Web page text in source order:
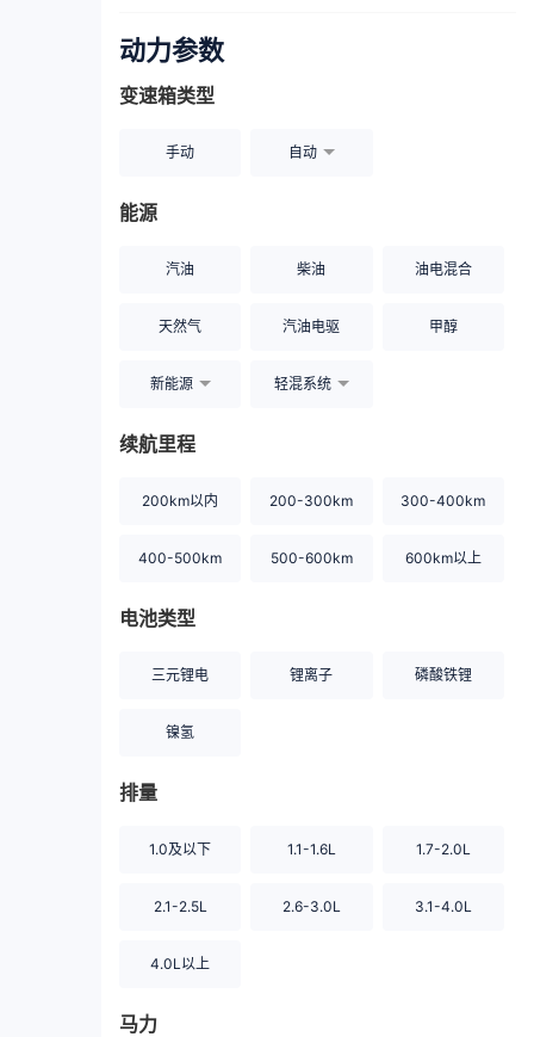
动力参数
变速箱类型
手动 自动
能源
汽油 柴油 油电混合
天然气 汽油电驱 甲醇
新能源 轻混系统
续航里程
200km以内 200-300km 300-400km
400-500km 500-600km 600km以上
电池类型
三元锂电 锂离子 磷酸铁锂
镍氢
排量
1.0及以下 1.1-1.6L 1.7-2.0L
2.1-2.5L 2.6-3.0L 3.1-4.0L
4.0L以上
马力